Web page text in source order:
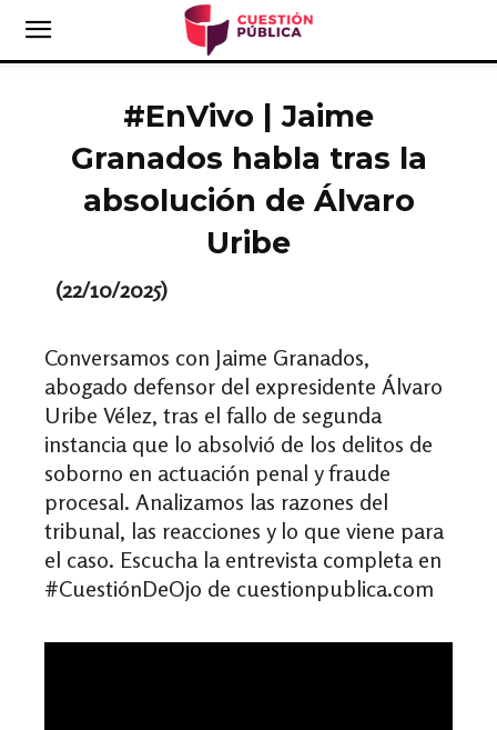
#EnVivo | Jaime
Granados habla tras la
absolución de Álvaro
Uribe
(22/10/2025)
Conversamos con Jaime Granados,
abogado defensor del expresidente Álvaro
Uribe Vélez, tras el fallo de segunda
instancia que lo absolvió de los delitos de
soborno en actuación penal y fraude
procesal. Analizamos las razones del
tribunal, las reacciones y lo que viene para
el caso. Escucha la entrevista completa en
#CuestiónDeOjo de cuestionpublica.com